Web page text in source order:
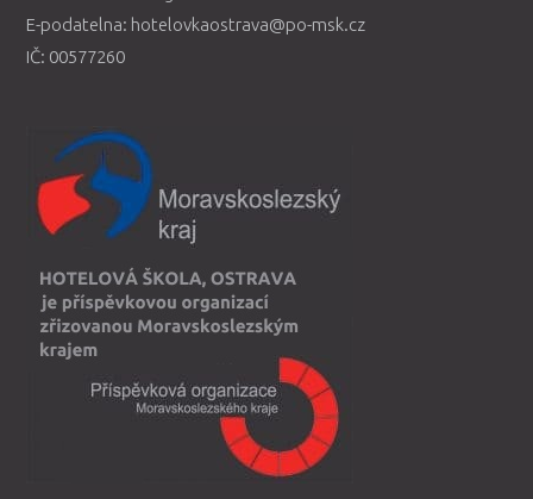
E-podatelna: hotelovkaostrava@po-msk.cz
IČ: 00577260